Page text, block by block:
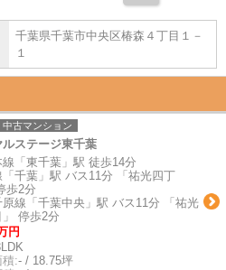
千葉県千葉市中央区椿森４丁目１－
１
中古マンション
ルステージ東千葉
「東千葉」駅 徒歩14分
「千葉」駅 バス11分 「祐光四丁
歩2分
原線「千葉中央」駅 バス11分 「祐光
」 停歩2分
円
積:- / 18.75坪